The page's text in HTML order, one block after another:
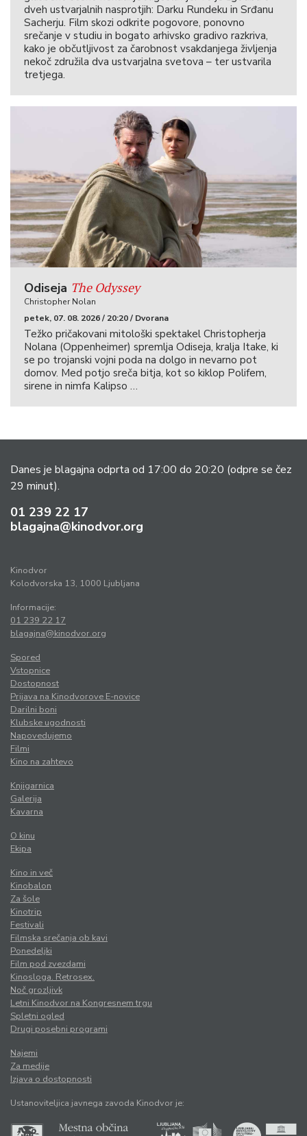
dveh ustvarjalnih nasprotjih: Darku Rundeku in Srđanu
Sacherju. Film skozi odkrite pogovore, ponovno
srečanje v studiu in bogato arhivsko gradivo razkriva,
kako je občutljivost za čarobnost vsakdanjega življenja
nekoč združila dva ustvarjalna svetova – ter ustvarila
tretjega.
Odiseja The Odyssey
Christopher Nolan
petek, 07. 08. 2026 / 20:20 / Dvorana
Težko pričakovani mitološki spektakel Christopherja
Nolana (Oppenheimer) spremlja Odiseja, kralja Itake, ki
se po trojanski vojni poda na dolgo in nevarno pot
domov. Med potjo sreča bitja, kot so kiklop Polifem,
sirene in nimfa Kalipso …
Danes je blagajna odprta od 17:00 do 20:20 (odpre se čez
29 minut).
01 239 22 17
blagajna@kinodvor.org
Kinodvor
Kolodvorska 13, 1000 Ljubljana
Informacije:
01 239 22 17
blagajna@kinodvor.org
Spored
Vstopnice
Dostopnost
Prijava na Kinodvorove E-novice
Darilni boni
Klubske ugodnosti
Napovedujemo
Filmi
Kino na zahtevo
Knjigarnica
Galerija
Kavarna
O kinu
Ekipa
Kino in več
Kinobalon
Za šole
Kinotrip
Festivali
Filmska srečanja ob kavi
Ponedeljki
Film pod zvezdami
Kinosloga. Retrosex.
Noč grozljivk
Letni Kinodvor na Kongresnem trgu
Spletni ogled
Drugi posebni programi
Najemi
Za medije
Izjava o dostopnosti
Ustanoviteljica javnega zavoda Kinodvor je: